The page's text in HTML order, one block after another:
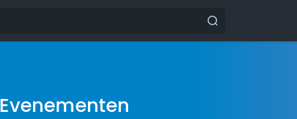
Evenementen